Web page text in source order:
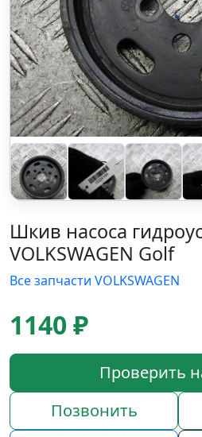
Шкив насоса
VOLKSWAGEN Golf
Все запчасти VOLKSWAGEN
1140 ₽
Проверить
Позвонить